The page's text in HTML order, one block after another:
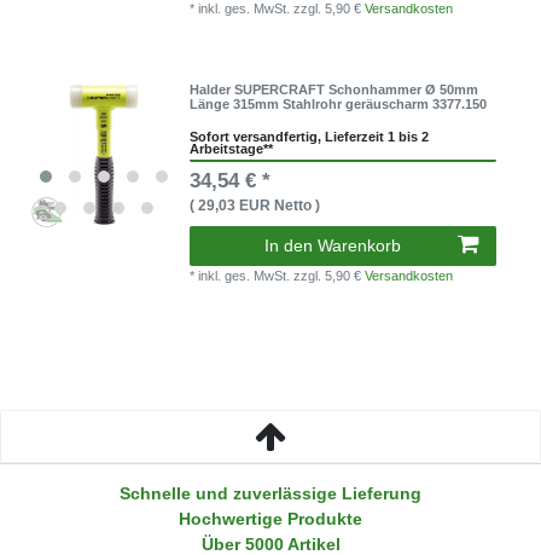
* inkl. ges. MwSt.zzgl. 5,90 €Versandkosten
Halder SUPERCRAFT Schonhammer Ø 50mm
Länge 315mm Stahlrohr geräuscharm 3377.150
Sofort versandfertig, Lieferzeit 1 bis 2
Arbeitstage**
34,54 € *
( 29,03 EUR Netto )
In den Warenkorb
* inkl. ges. MwSt.zzgl. 5,90 €Versandkosten
Schnelle und zuverlässige Lieferung
Hochwertige Produkte
Über 5000 Artikel